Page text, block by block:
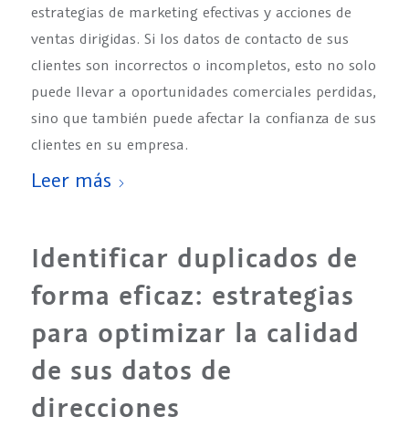
estrategias de marketing efectivas y acciones de
ventas dirigidas. Si los datos de contacto de sus
clientes son incorrectos o incompletos, esto no solo
puede llevar a oportunidades comerciales perdidas,
sino que también puede afectar la confianza de sus
clientes en su empresa.
Leer más
Identificar duplicados de
forma eficaz: estrategias
para optimizar la calidad
de sus datos de
direcciones